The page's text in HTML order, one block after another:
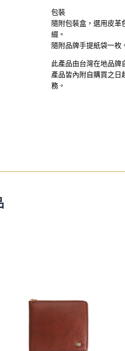
包裝
隨附包裝盒，選用皮
綴。
隨附品牌手提紙袋一枚
此產品由台灣在地品牌
產品皆內附自購買之日
務。